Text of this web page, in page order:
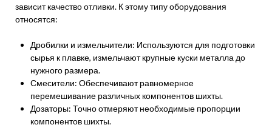
зависит качество отливки. К этому типу оборудования
относятся:
Дробилки и измельчители: Используются для подготовки
сырья к плавке, измельчают крупные куски металла до
нужного размера.
Смесители: Обеспечивают равномерное
перемешивание различных компонентов шихты.
Дозаторы: Точно отмеряют необходимые пропорции
компонентов шихты.